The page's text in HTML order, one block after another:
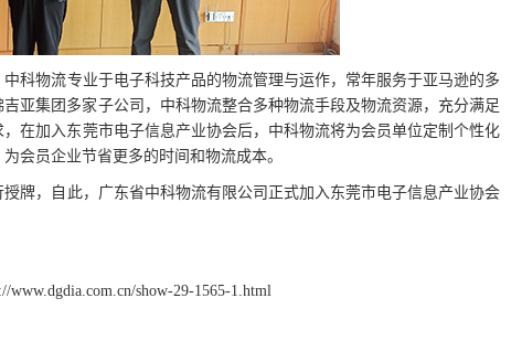
物流专业于电子科技产品的物流管理与运作，常年服务于亚马逊的多
亚集团多家子公司，中科物流整合多种物流手段及物流资源，充分满足
，在加入东莞市电子信息产业协会后，中科物流将为会员单位定制个性化
会员企业节省更多的时间和物流成本。
，自此，广东省中科物流有限公司正式加入东莞市电子信息产业协会
show-29-1565-1.html